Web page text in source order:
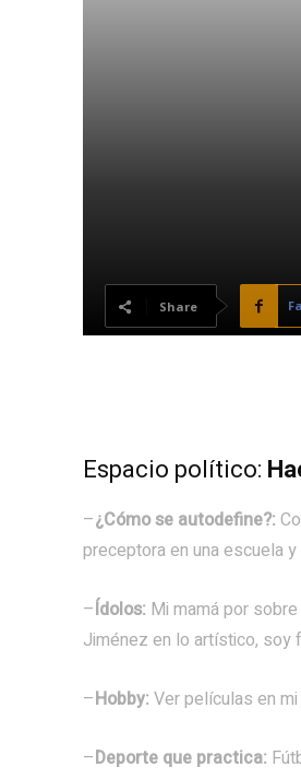
Share
Espacio político:
–¿Cómo se autodefine?:
preceptora en una escuela
–Ídolos: Mi mamá por
Jiménez en lo artístico, soy
–Hobby:Ver películas en
–Deporte que practica: